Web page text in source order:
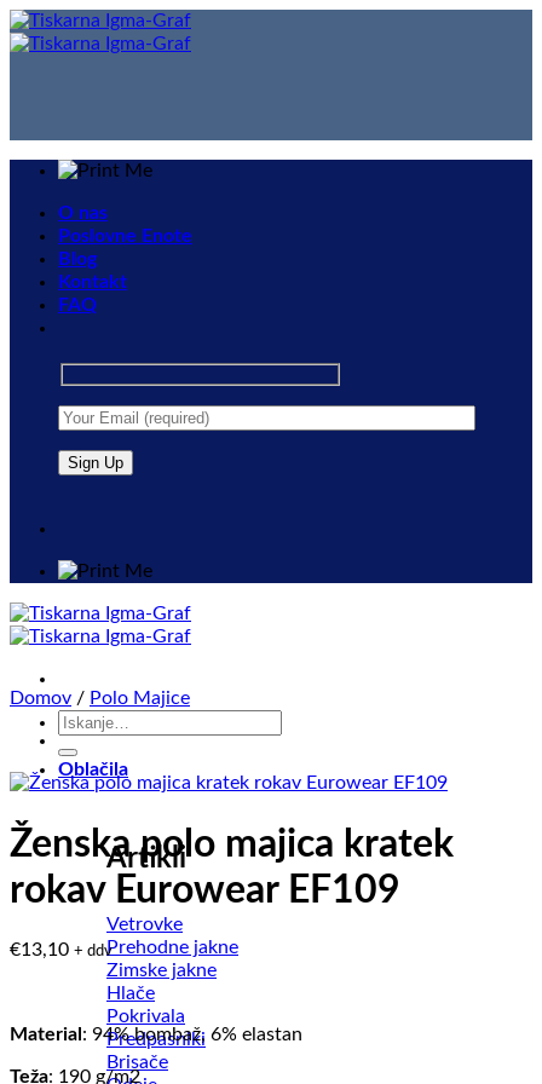
Skip
to
O nas
Poslovne Enote
Blog
Kontakt
FAQ
Išči:
Oblačila
Artikli
Vetrovke
Prehodne jakne
Zimske jakne
Hlače
Pokrivala
Predpasniki
Brisače
Domov / Polo Majice
Ženska polo majica kratek
rokav Eurowear EF109
€13,10 + ddv
Material : 94% bombaž, 6% elastan
Teža: 190 g/m2